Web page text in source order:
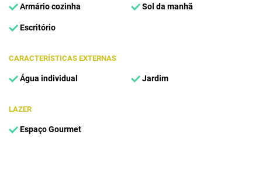
Armário cozinha Sol da manhã
Escritório
CARACTERÍSTICAS EXTERNAS
Água individual Jardim
LAZER
Espaço Gourmet